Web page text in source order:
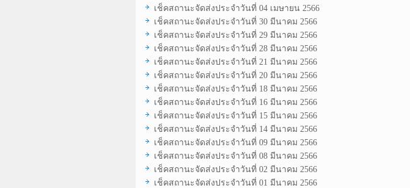
เช็คสถานะจัดส่งประจำวันที่ 04 เมษายน 2566
เช็คสถานะจัดส่งประจำวันที่ 30 มีนาคม 2566
เช็คสถานะจัดส่งประจำวันที่ 29 มีนาคม 2566
เช็คสถานะจัดส่งประจำวันที่ 28 มีนาคม 2566
เช็คสถานะจัดส่งประจำวันที่ 21 มีนาคม 2566
เช็คสถานะจัดส่งประจำวันที่ 20 มีนาคม 2566
เช็คสถานะจัดส่งประจำวันที่ 18 มีนาคม 2566
เช็คสถานะจัดส่งประจำวันที่ 16 มีนาคม 2566
เช็คสถานะจัดส่งประจำวันที่ 15 มีนาคม 2566
เช็คสถานะจัดส่งประจำวันที่ 14 มีนาคม 2566
เช็คสถานะจัดส่งประจำวันที่ 09 มีนาคม 2566
เช็คสถานะจัดส่งประจำวันที่ 08 มีนาคม 2566
เช็คสถานะจัดส่งประจำวันที่ 02 มีนาคม 2566
เช็คสถานะจัดส่งประจำวันที่ 01 มีนาคม 2566